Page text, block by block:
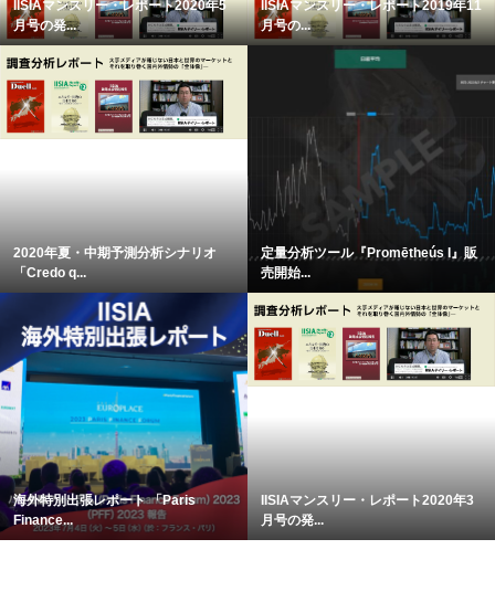
IISIAマンスリー・レポート2020年5
月号の発...
IISIAマンスリー・レポート2019年11
月号の...
2020年夏・中期予測分析シナリオ
「Credo q...
定量分析ツール『Promētheús I』販
売開始...
海外特別出張レポート 「Paris
Finance...
IISIAマンスリー・レポート2020年3
月号の発...